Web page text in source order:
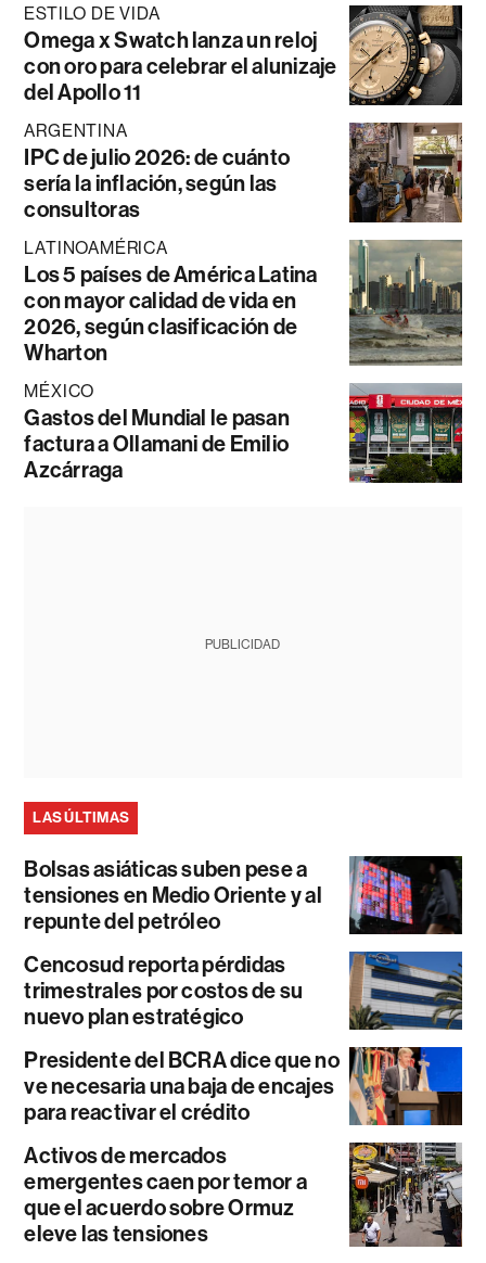
ESTILO DE VIDA
Omega x Swatch lanza un reloj
con oro para celebrar el alunizaje
del Apollo 11
ARGENTINA
IPC de julio 2026: de cuánto
sería la inflación, según las
consultoras
LATINOAMÉRICA
Los 5 países de América Latina
con mayor calidad de vida en
2026, según clasificación de
Wharton
MÉXICO
Gastos del Mundial le pasan
factura a Ollamani de Emilio
Azcárraga
PUBLICIDAD
LAS ÚLTIMAS
Bolsas asiáticas suben pese a
tensiones en Medio Oriente y al
repunte del petróleo
Cencosud reporta pérdidas
trimestrales por costos de su
nuevo plan estratégico
Presidente del BCRA dice que no
ve necesaria una baja de encajes
para reactivar el crédito
Activos de mercados
emergentes caen por temor a
que el acuerdo sobre Ormuz
eleve las tensiones